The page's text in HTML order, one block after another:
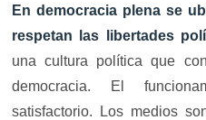
En democracia plena se
respetan las libertades
una cultura política que
democracia. El
satisfactorio. Los medios